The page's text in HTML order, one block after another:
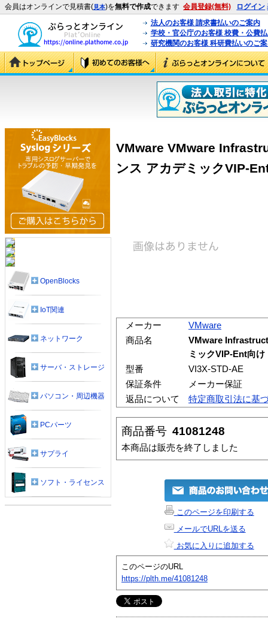
会員はオンラインで見積書(見本)を無料で作成できます 会員登録(無料) ログイン
法人のお客様 請求書払いのご案内
学校・官公庁のお客様 校費・公費
研究機関のお客様 科研費払いのご
VMware VMware
ンス アカデミックVIP-
メーカー
VMware
商品名
VMware
ミックVIP-Ent向け
型番
VI3X-STD-AE
保証条件
メーカー保証
返品について
特定商取引法に基
商品番号 41081248
本商品は販売を終了しました
このページを印刷する
メールでURLを送る
お気に入りに追加する
このページのURL
https://plth.me/41081248
OpenBlocks
IoT関連
ネットワーク
サーバ・ストレージ
パソコン・周辺機器
PCパーツ
サプライ
ソフト・ライセンス